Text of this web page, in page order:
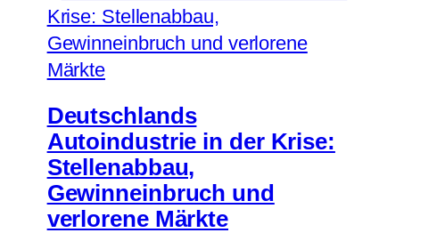
Deutschlands
Autoindustrie in der Krise:
Stellenabbau,
Gewinneinbruch und
verlorene Märkte